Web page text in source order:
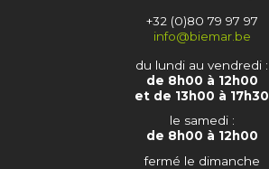
+32 (0)80 79 97 97
info@biemar.be
du lundi au vendredi :
de 8h00 à 12h00
et de 13h00 à 17h30
le samedi :
de 8h00 à 12h00
fermé le dimanche